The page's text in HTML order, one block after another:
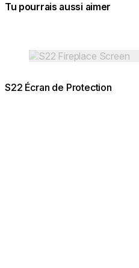
Tu pourrais aussi aimer
Loading image...
S22 Écran de Protection